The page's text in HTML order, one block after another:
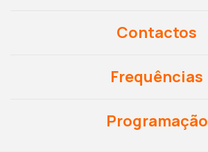
Contactos
Frequências
Programação